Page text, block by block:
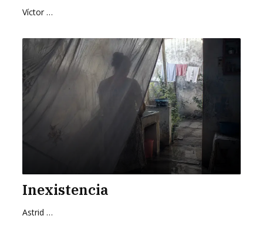
Víctor Hugo Pedraza
Inexistencia
Astrid Cervantes